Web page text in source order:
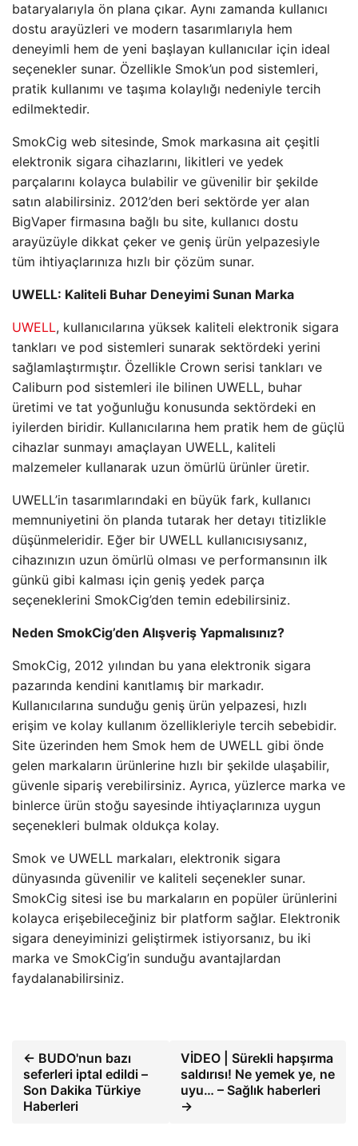
bataryalarıyla ön plana çıkar. Aynı zamanda kullanıcı
dostu arayüzleri ve modern tasarımlarıyla hem
deneyimli hem de yeni başlayan kullanıcılar için ideal
seçenekler sunar. Özellikle Smok’un pod sistemleri,
pratik kullanımı ve taşıma kolaylığı nedeniyle tercih
edilmektedir.
SmokCig web sitesinde, Smok markasına ait çeşitli
elektronik sigara cihazlarını, likitleri ve yedek
parçalarını kolayca bulabilir ve güvenilir bir şekilde
satın alabilirsiniz. 2012’den beri sektörde yer alan
BigVaper firmasına bağlı bu site, kullanıcı dostu
arayüzüyle dikkat çeker ve geniş ürün yelpazesiyle
tüm ihtiyaçlarınıza hızlı bir çözüm sunar.
UWELL: Kaliteli Buhar Deneyimi Sunan Marka
UWELL, kullanıcılarına yüksek kaliteli elektronik sigara
tankları ve pod sistemleri sunarak sektördeki yerini
sağlamlaştırmıştır. Özellikle Crown serisi tankları ve
Caliburn pod sistemleri ile bilinen UWELL, buhar
üretimi ve tat yoğunluğu konusunda sektördeki en
iyilerden biridir. Kullanıcılarına hem pratik hem de güçlü
cihazlar sunmayı amaçlayan UWELL, kaliteli
malzemeler kullanarak uzun ömürlü ürünler üretir.
UWELL’in tasarımlarındaki en büyük fark, kullanıcı
memnuniyetini ön planda tutarak her detayı titizlikle
düşünmeleridir. Eğer bir UWELL kullanıcısıysanız,
cihazınızın uzun ömürlü olması ve performansının ilk
günkü gibi kalması için geniş yedek parça
seçeneklerini SmokCig’den temin edebilirsiniz.
Neden SmokCig’den Alışveriş Yapmalısınız?
SmokCig, 2012 yılından bu yana elektronik sigara
pazarında kendini kanıtlamış bir markadır.
Kullanıcılarına sunduğu geniş ürün yelpazesi, hızlı
erişim ve kolay kullanım özellikleriyle tercih sebebidir.
Site üzerinden hem Smok hem de UWELL gibi önde
gelen markaların ürünlerine hızlı bir şekilde ulaşabilir,
güvenle sipariş verebilirsiniz. Ayrıca, yüzlerce marka ve
binlerce ürün stoğu sayesinde ihtiyaçlarınıza uygun
seçenekleri bulmak oldukça kolay.
Smok ve UWELL markaları, elektronik sigara
dünyasında güvenilir ve kaliteli seçenekler sunar.
SmokCig sitesi ise bu markaların en popüler ürünlerini
kolayca erişebileceğiniz bir platform sağlar. Elektronik
sigara deneyiminizi geliştirmek istiyorsanız, bu iki
marka ve SmokCig’in sunduğu avantajlardan
faydalanabilirsiniz.
← BUDO'nun bazı
seferleri iptal edildi –
Son Dakika Türkiye
Haberleri
VİDEO | Sürekli hapşırma
saldırısı! Ne yemek ye, ne
uyu… – Sağlık haberleri
→